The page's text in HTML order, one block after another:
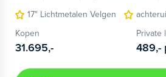
17" Lichtmetalen Velgen
Kopen
31.695,-
Private
489,-